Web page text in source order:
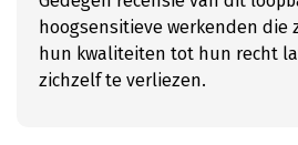
hoogsensitieve werkenden die
hun kwaliteiten tot hun recht
zichzelf te verliezen.